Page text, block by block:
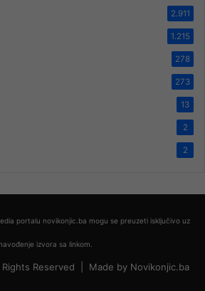
2.911
1.215
278
273
13
2
2
portalu novikonjic.ba mogu se preuzeti isključivo uz
navođenje izvora sa linkom.
Reserved | Made by Novikonjic.ba